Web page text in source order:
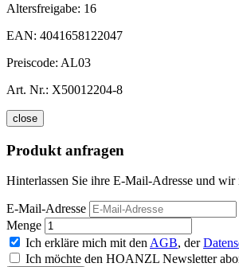
Altersfreigabe: 16
EAN: 4041658122047
Preiscode: AL03
Art. Nr.: X50012204-8
close
Produkt anfragen
Hinterlassen Sie ihre E-Mail-Adresse und
E-Mail-Adresse
Menge
Ich erkläre mich mit den AGB, der
Ich möchte den HOANZL Newsletter